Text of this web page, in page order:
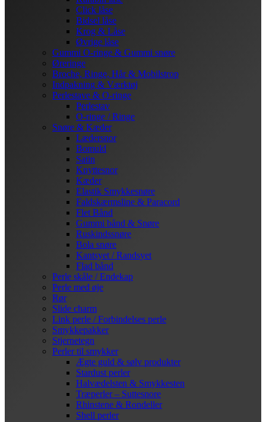
Click låse
Bidsel låse
Krog & Låse
Øvrige låse
Gummi O-ringe & Gummi snøre
Øreringe
Broche, Ringe, Hår & Mobilstrop
Indpakning & Værktøj
Perlestave & O-ringe
Perlestav
O-ringe / Ringe
Snøre & Kæder
Lædersnor
Bomuld
Satin
Knyttesnor
Kæder
Elastik Smykkesnøre
Faldskærmsline & Paracord
Flet Bånd
Gummi bånd & Snøre
Ruskindssnøre
Bola snøre
Kantsyet / Randsyet
Flad bånd
Perle skåle / Endekap
Perle med øje
Rør
Slide charm
Link perle / Forbindelses perle
Smykkepakker
Stjernetegn
Perler til smykker
Ægte guld & sølv produkter
Stardust perler
Halvædelsten & Smykkesten
Træperler – Suttesnore
Rhinstene & Rondeller
Shell perler